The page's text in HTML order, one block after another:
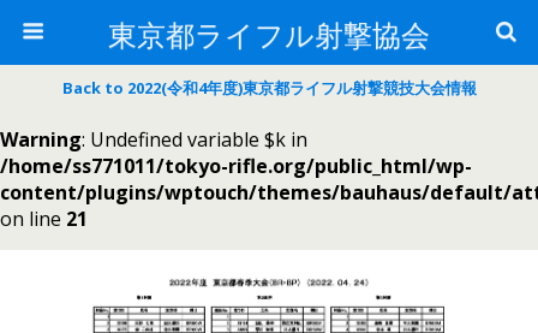
東京都ライフル射撃協会
Back to 2022(令和4年度)東京都ライフル射撃競技大会情報
Warning: Undefined variable $k in
/home/ss771011/tokyo-rifle.org/public_html/wp-
content/plugins/wptouch/themes/bauhaus/default/
on line 21